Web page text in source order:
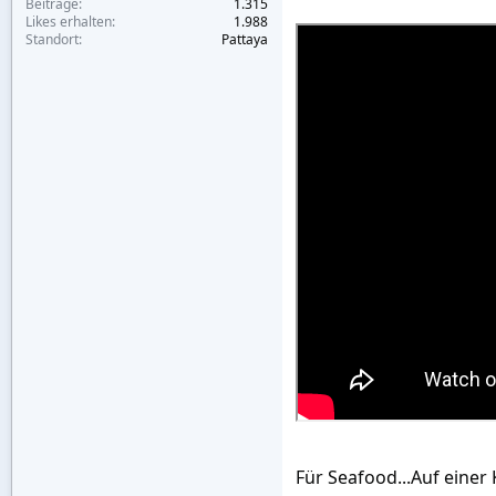
Likes erhalten
1.988
Standort
Pattaya
Für Seafood...Auf einer